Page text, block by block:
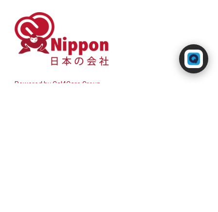
Powered by Cal4Care Group
Powered by RingQ
Typically replies in seconds